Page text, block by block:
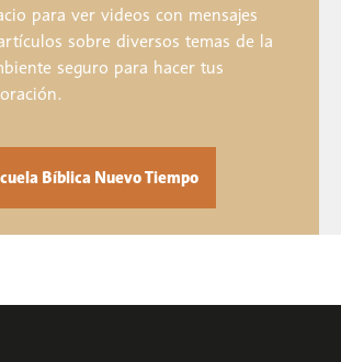
para ver videos con mensajes
sobre diversos temas de la
seguro para hacer tus
Bíblica Nuevo Tiempo